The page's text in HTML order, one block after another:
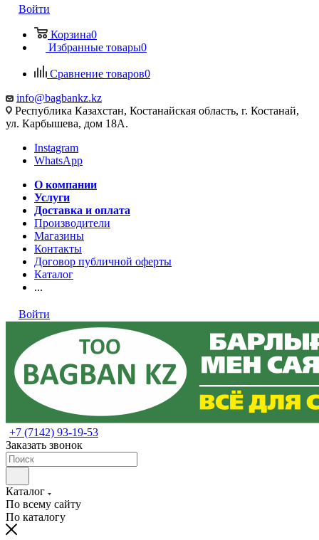
Войти
Корзина0
Избранные товары0
Сравнение товаров0
info@bagbankz.kz
Республика Казахстан, Костанайская область, г. Костанай,
ул. Карбышева, дом 18А.
Instagram
WhatsApp
О компании
Услуги
Доставка и оплата
Производители
Магазины
Контакты
Договор публичной оферты
Каталог
...
Войти
+7 (7142) 93-19-53
Заказать звонок
Каталог
По всему сайту
По каталогу